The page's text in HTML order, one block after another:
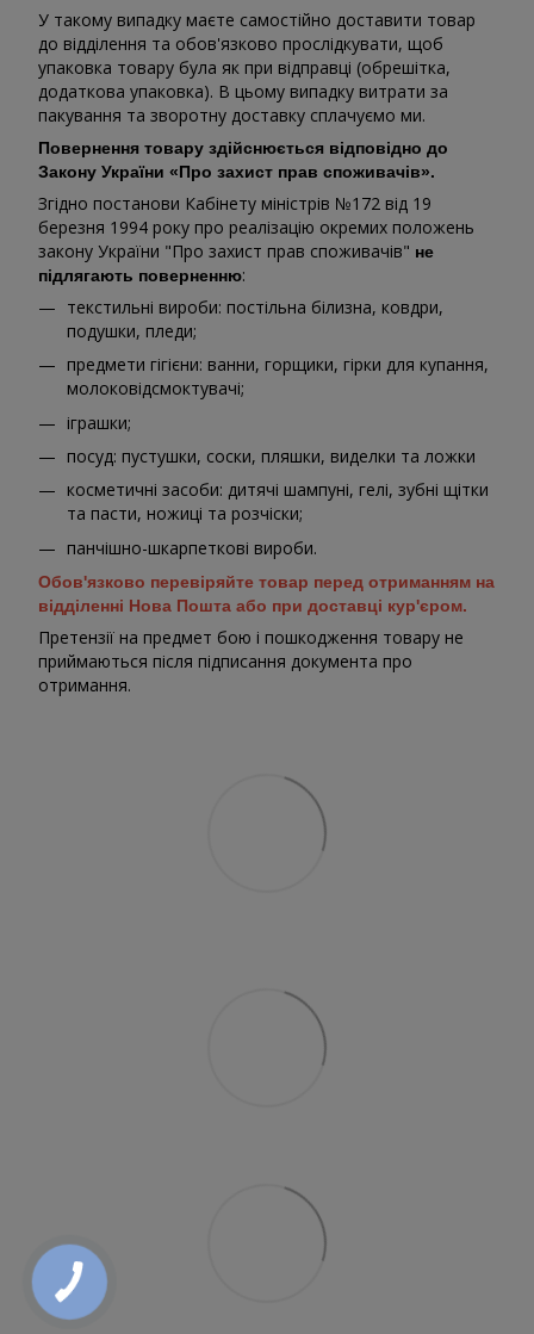
У такому випадку маєте самостійно доставити товар
до відділення та обов'язково прослідкувати, щоб
упаковка товару була як при відправці (обрешітка,
додаткова упаковка). В цьому випадку витрати за
пакування та зворотну доставку сплачуємо ми.
Повернення товару здійснюється відповідно до
Закону України «Про захист прав споживачів».
Згідно постанови Кабінету міністрів №172 від 19
березня 1994 року про реалізацію окремих положень
закону України "Про захист прав споживачів" не
підлягають поверненню:
текстильні вироби: постільна білизна, ковдри,
подушки, пледи;
предмети гігієни: ванни, горщики, гірки для купання,
молоковідсмоктувачі;
іграшки;
посуд: пустушки, соски, пляшки, виделки та ложки
косметичні засоби: дитячі шампуні, гелі, зубні щітки
та пасти, ножиці та розчіски;
панчішно-шкарпеткові вироби.
Обов'язково перевіряйте товар перед отриманням на
відділенні Нова Пошта або при доставці кур'єром.
Претензії на предмет бою і пошкодження товару не
приймаються після підписання документа про
отримання.